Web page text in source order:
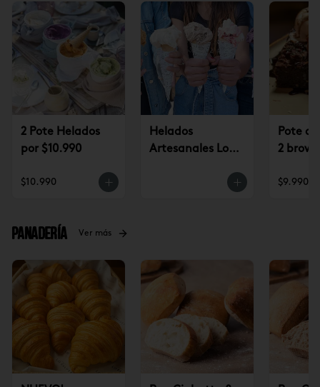
2 Pote Helados
por $10.990
$10.990
Helados
Artesanales Lo
Pote
2
$9.990
Panadería Ver más